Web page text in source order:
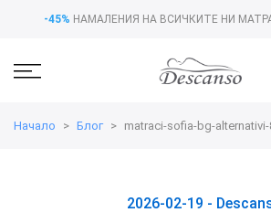
-45% НАМАЛЕНИЯ НА ВСИЧКИТЕ НИ
Начало Блог matraci-sofia-bg-alternativi-
2026-02-19 -